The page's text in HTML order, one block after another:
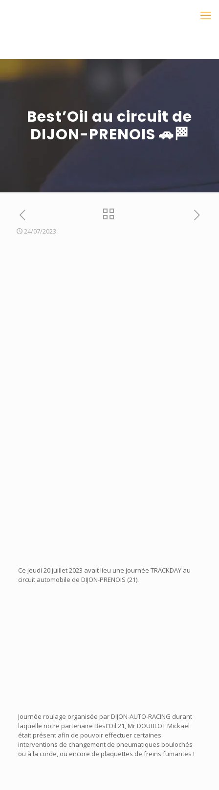
Best’Oil au circuit de
DIJON-PRENOIS 🚗🏁
24/07/2023
Ce jeudi 20 juillet 2023 avait lieu une journée TRACKDAY au
circuit automobile de DIJON-PRENOIS (21).
Journée roulage organisée par DIJON-AUTO-RACING durant
laquelle notre partenaire Best’Oil 21, Mr DOUBLOT Mickaël
était présent afin de pouvoir effectuer certaines
interventions de changement de pneumatiques boulochés
ou à la corde, ou encore de plaquettes de freins fumantes !